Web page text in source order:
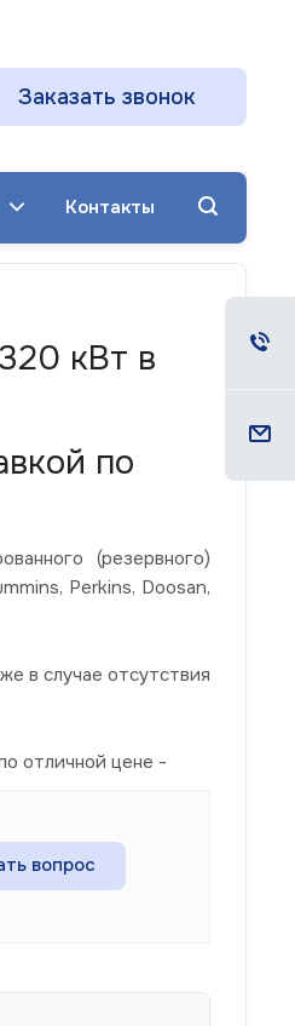
Заказать звонок
Контакты
кВт в
по
(резервного)
Perkins, Doosan,
в случае отсутствия
отличной цене -
вопрос